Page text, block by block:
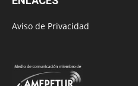
Aviso de Privacidad